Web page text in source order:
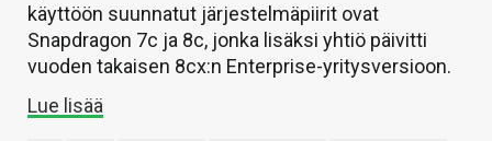
käyttöön suunnatut järjestelmäpiirit ovat
Snapdragon 7c ja 8c, jonka lisäksi yhtiö päivitti
vuoden takaisen 8cx:n Enterprise-yritysversioon.
Lue lisää